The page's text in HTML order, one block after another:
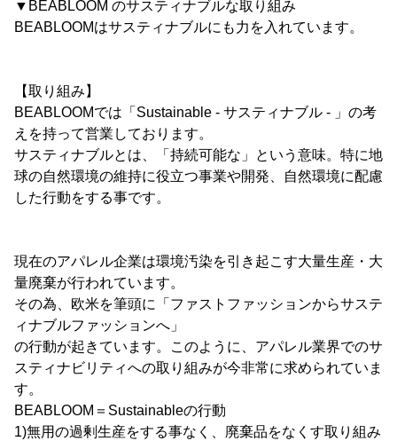
▼BEABLOOM のサスティナブルな取り組み
BEABLOOMはサスティナブルにも力を入れています。
【取り組み】
BEABLOOMでは「Sustainable - サスティナブル - 」の考
えを持って営業しております。
サスティナブルとは、「持続可能な」という意味。特に地
球の自然環境の維持に役立つ事業や開発、自然環境に配慮
した行動をする事です。
現在のアパレル企業は環境汚染を引き起こす大量生産・大
量廃棄が行われています。
その為、欧米を筆頭に「ファストファッションからサステ
ィナブルファッションへ」
の行動が起きています。このように、アパレル業界でのサ
スティナビリティへの取り組みが今非常に求められていま
す。
BEABLOOM＝Sustainableの行動
1)無用の過剰生産をする事なく、廃棄品をなくす取り組み